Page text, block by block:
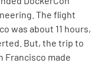
The flight
was about 11 hours,
But, the trip to
Francisco made